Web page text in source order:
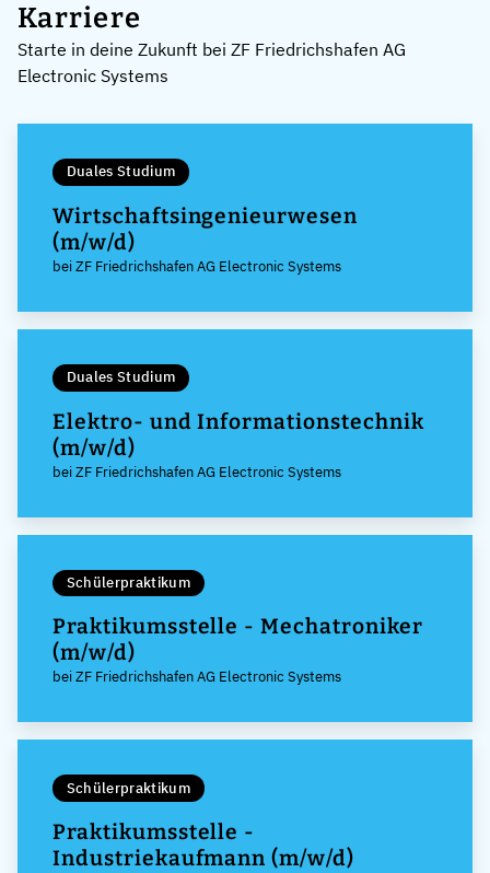
Karriere
Starte in deine Zukunft bei ZF Friedrichshafen AG
Electronic Systems
Duales Studium
Wirtschaftsingenieurwesen
(m/w/d)
bei ZF Friedrichshafen AG Electronic Systems
Duales Studium
Elektro- und Informationstechnik
(m/w/d)
bei ZF Friedrichshafen AG Electronic Systems
Schülerpraktikum
Praktikumsstelle - Mechatroniker
(m/w/d)
bei ZF Friedrichshafen AG Electronic Systems
Schülerpraktikum
Praktikumsstelle -
Industriekaufmann (m/w/d)